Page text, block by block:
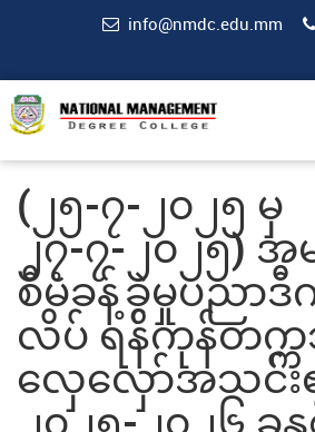
info@nmdc.edu.mm
(၂၅-၇-၂၀၂၅ မှ
၂၇-၇-၂၀၂၅) အ
စီမံခန့်ခွဲမှုပညာဒီ
လိပ် ရန်ကုန်တက္က
လှေလှော်အသင်
၂၀၂၅-၂၀၂၆ ခုနှ